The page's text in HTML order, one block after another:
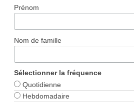
Prénom
Nom de famille
Sélectionner la fréquence
Quotidienne
Hebdomadaire